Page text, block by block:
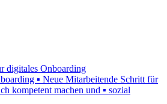
digitales Onboarding
▪ Neue Mitarbeitende Schritt für
kompetent machen und ▪ sozial